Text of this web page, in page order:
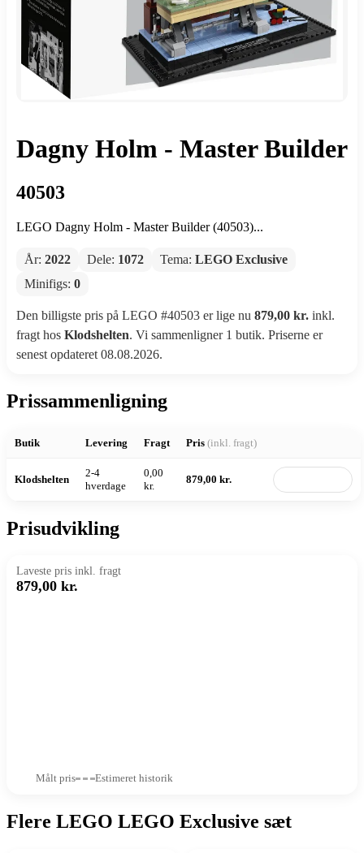
Dagny Holm - Master Builder
40503
LEGO Dagny Holm - Master Builder (40503)...
År: 2022 Dele: 1072 Tema: LEGO Exclusive
Minifigs: 0
Den billigste pris på LEGO #40503 er lige nu 879,00 kr. inkl.
fragt hos Klodshelten. Vi sammenligner 1 butik. Priserne er
senest opdateret 08.08.2026.
Prissammenligning
Butik Levering Fragt Pris (inkl. fragt)
Klodshelten
2-4
hverdage
0,00
kr.
879,00 kr.
Prisudvikling
Laveste pris inkl. fragt
879,00 kr.
Målt pris Estimeret historik
Flere LEGO LEGO Exclusive sæt